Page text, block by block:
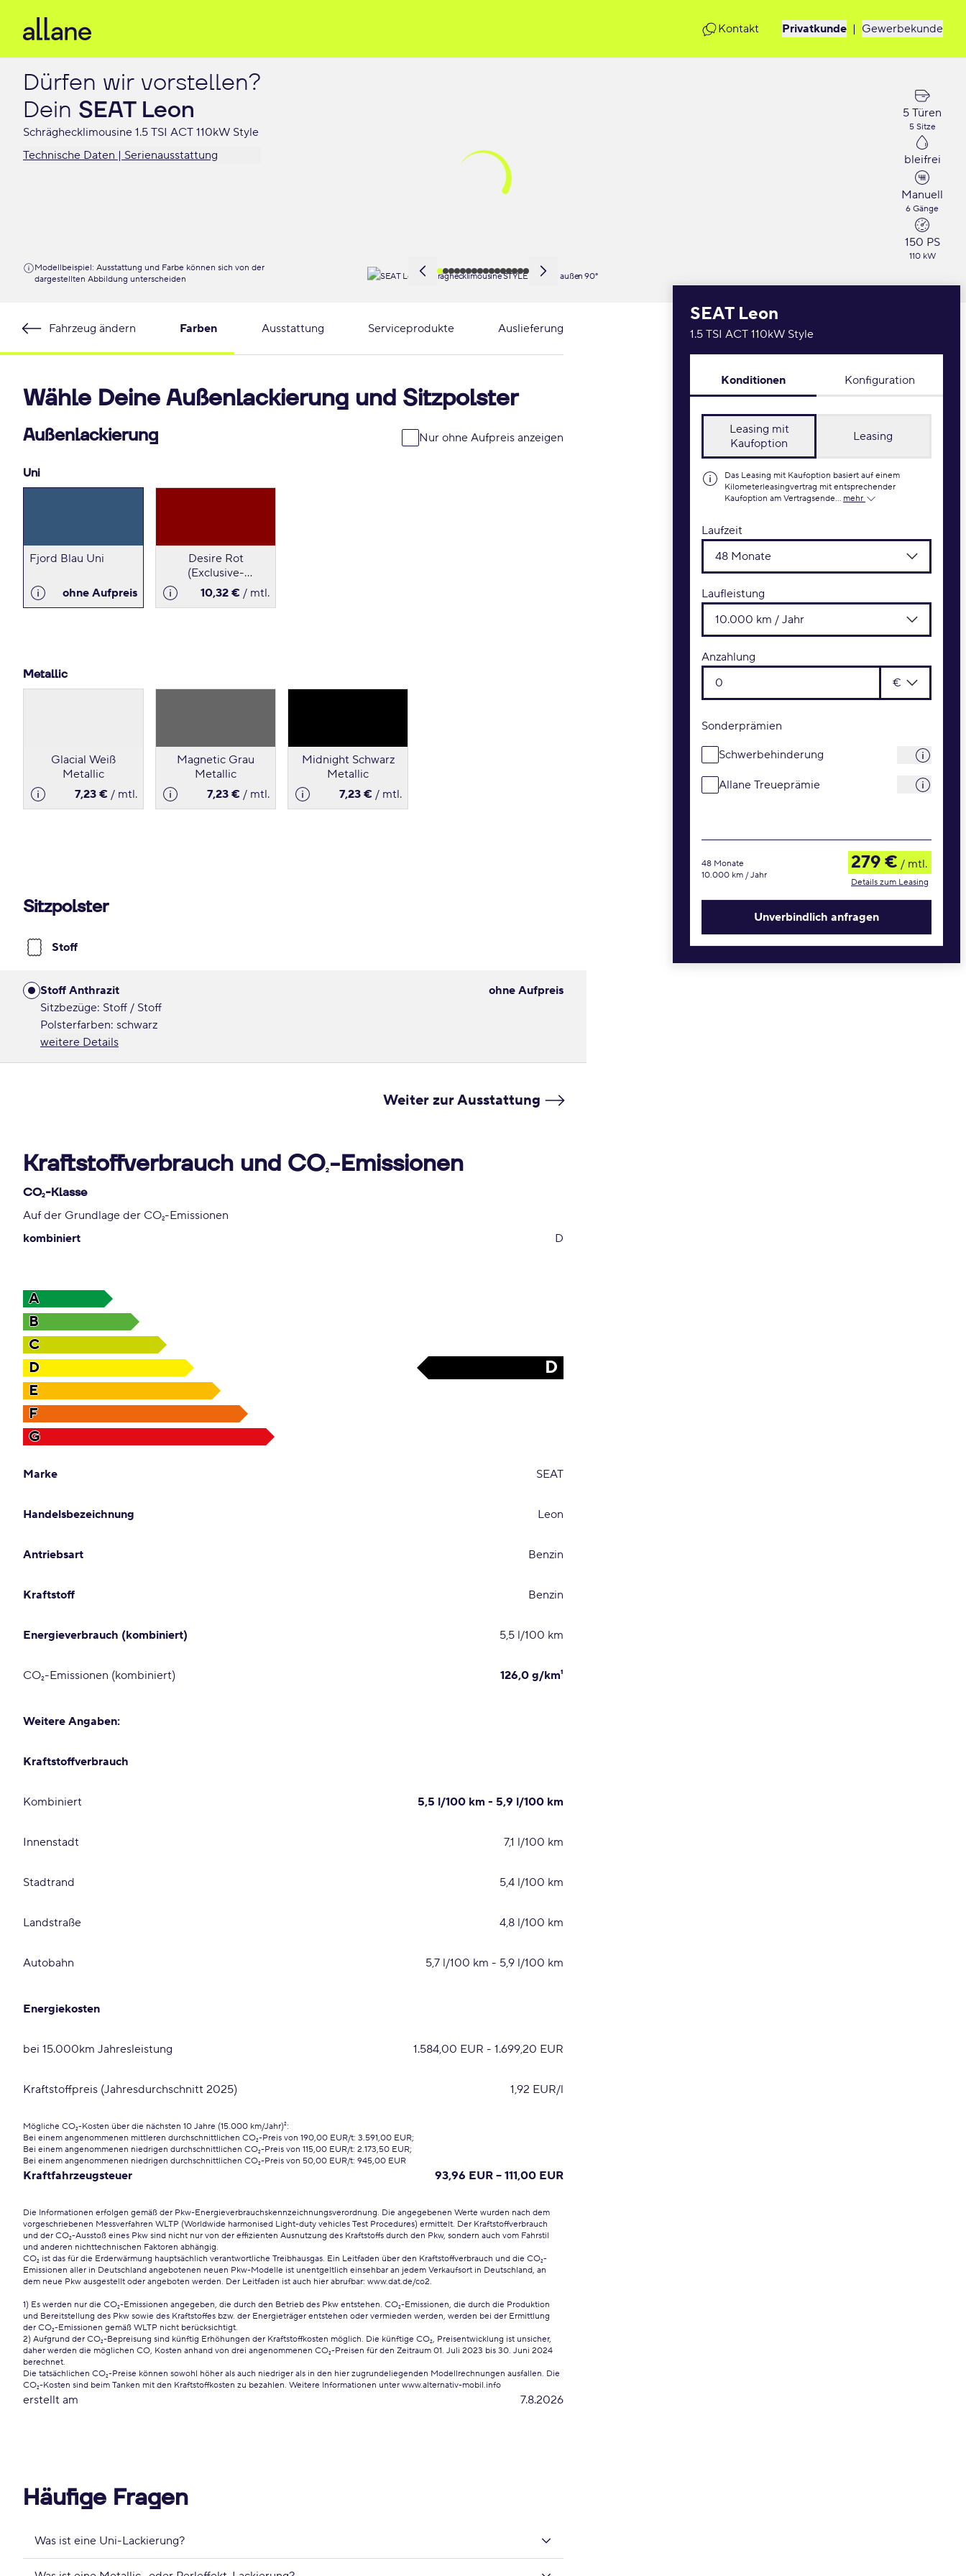
Kontakt Privatkunde | Gewerbekunde
Dürfen wir vorstellen?
Dein SEAT Leon
Schräghecklimousine 1.5 TSI ACT 110kW Style
Technische Daten | Serienausstattung
Modellbeispiel: Ausstattung und Farbe können sich von der
dargestellten Abbildung unterscheiden
5 Türen
5 Sitze
bleifrei
Manuell
6 Gänge
150 PS
110 kW
Fahrzeug ändern Farben Ausstattung Serviceprodukte Auslieferung
Wähle Deine Außenlackierung und Sitzpolster
Außenlackierung Nur ohne Aufpreis anzeigen
Uni
Fjord Blau Uni
ohne Aufpreis
Desire Rot
(Exclusive-
Lackierung)
10,32 € / mtl.
Metallic
Glacial Weiß
Metallic
7,23 € / mtl.
Magnetic Grau
Metallic
7,23 € / mtl.
Midnight Schwarz
Metallic
7,23 € / mtl.
Sitzpolster
Stoff
Stoff Anthrazit
Sitzbezüge: Stoff / Stoff
Polsterfarben: schwarz
weitere Details
ohne Aufpreis
Weiter zur Ausstattung
Kraftstoffverbrauch und CO2-Emissionen
CO2-Klasse
Auf der Grundlage der CO2-Emissionen
kombiniert
D
A
B
C
D
D
E
F
G
Marke SEAT
Handelsbezeichnung Leon
Antriebsart Benzin
Kraftstoff Benzin
Energieverbrauch (kombiniert) 5,5 l/100 km
CO₂-Emissionen (kombiniert) 126,0 g/km¹
Weitere Angaben:
Kraftstoffverbrauch
Kombiniert 5,5 l/100 km - 5,9 l/100 km
Innenstadt 7,1 l/100 km
Stadtrand 5,4 l/100 km
Landstraße 4,8 l/100 km
Autobahn 5,7 l/100 km - 5,9 l/100 km
Energiekosten
bei 15.000km Jahresleistung 1.584,00 EUR - 1.699,20 EUR
Kraftstoffpreis (Jahresdurchschnitt 2025) 1,92 EUR/l
Mögliche CO₂-Kosten über die nächsten 10 Jahre (15.000 km/Jahr)²:
Bei einem angenommenen mittleren durchschnittlichen CO₂-Preis von 190,00 EUR/t: 3.591,00 EUR;
Bei einem angenommenen niedrigen durchschnittlichen CO₂-Preis von 115,00 EUR/t: 2.173,50 EUR;
Bei einem angenommenen niedrigen durchschnittlichen CO₂-Preis von 50,00 EUR/t: 945,00 EUR
Kraftfahrzeugsteuer 93,96 EUR – 111,00 EUR
Die Informationen erfolgen gemäß der Pkw-Energieverbrauchskennzeichnungsverordnung. Die angegebenen Werte wurden nach dem
vorgeschriebenen Messverfahren WLTP (Worldwide harmonised Light-duty vehicles Test Procedures) ermittelt. Der Kraftstoffverbrauch
und der CO₂-Ausstoß eines Pkw sind nicht nur von der effizienten Ausnutzung des Kraftstoffs durch den Pkw, sondern auch vom Fahrstil
und anderen nichttechnischen Faktoren abhängig.
CO₂ ist das für die Erderwärmung hauptsächlich verantwortliche Treibhausgas. Ein Leitfaden über den Kraftstoffverbrauch und die CO₂-
Emissionen aller in Deutschland angebotenen neuen Pkw-Modelle ist unentgeltlich einsehbar an jedem Verkaufsort in Deutschland, an
dem neue Pkw ausgestellt oder angeboten werden. Der Leitfaden ist auch hier abrufbar: www.dat.de/co2.
1) Es werden nur die CO₂-Emissionen angegeben, die durch den Betrieb des Pkw entstehen. CO₂-Emissionen, die durch die Produktion
und Bereitstellung des Pkw sowie des Kraftstoffes bzw. der Energieträger entstehen oder vermieden werden, werden bei der Ermittlung
der CO₂-Emissionen gemäß WLTP nicht berücksichtigt.
2) Aufgrund der CO₂-Bepreisung sind künftig Erhöhungen der Kraftstoffkosten möglich. Die künftige CO₂, Preisentwicklung ist unsicher,
daher werden die möglichen CO, Kosten anhand von drei angenommenen CO₂-Preisen für den Zeitraum 01. Juli 2023 bis 30. Juni 2024
berechnet.
Die tatsächlichen CO₂-Preise können sowohl höher als auch niedriger als in den hier zugrundeliegenden Modellrechnungen ausfallen. Die
CO₂-Kosten sind beim Tanken mit den Kraftstoffkosten zu bezahlen. Weitere Informationen unter www.alternativ-mobil.info
erstellt am 7.8.2026
Häufige Fragen
Was ist eine Uni-Lackierung?
SEAT Leon
1.5 TSI ACT 110kW Style
Konditionen Konfiguration
Leasing mit
Kaufoption
Leasing
Das Leasing mit Kaufoption basiert auf einem
Kilometerleasingvertrag mit entsprechender
Kaufoption am Vertragsende... mehr
Laufzeit
48 Monate
Laufleistung
10.000 km / Jahr
Anzahlung
€
Sonderprämien
Schwerbehinderung
Allane Treueprämie
48 Monate
10.000 km / Jahr
279 € / mtl.
Details zum Leasing
Unverbindlich anfragen